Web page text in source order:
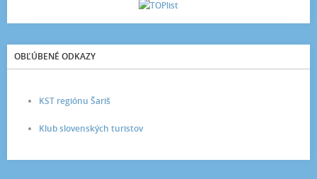
OBĽÚBENÉ ODKAZY
KST regiónu Šariš
Klub slovenských turistov